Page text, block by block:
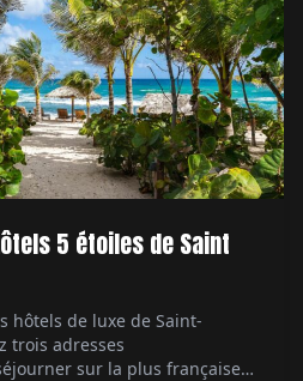
5 étoiles de Saint
hôtels de luxe de Saint-
trois adresses
sur la plus française